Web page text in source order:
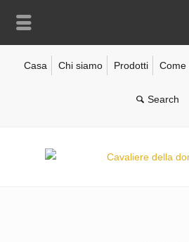
Casa Chi siamo Prodotti Come